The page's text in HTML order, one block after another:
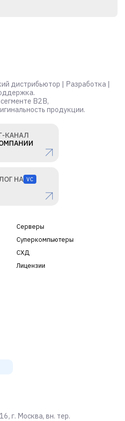
дистрибьютор | Разработка |
B2B,
продукции.
КАНАЛ
НА VC
Серверы
Суперкомпьютеры
СХД
Лицензии
г. Москва, вн. тер.